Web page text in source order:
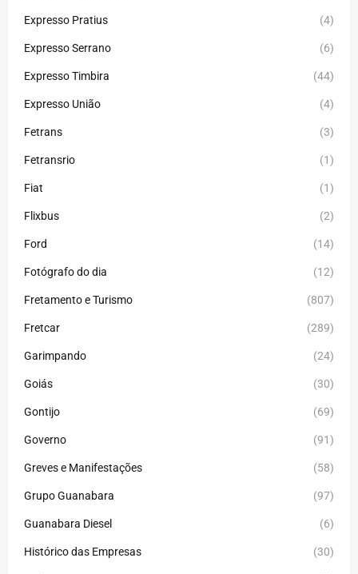
Expresso Pratius (4)
Expresso Serrano (6)
Expresso Timbira (44)
Expresso União (4)
Fetrans (3)
Fetransrio (1)
Fiat (1)
Flixbus (2)
Ford (14)
Fotógrafo do dia (12)
Fretamento e Turismo (807)
Fretcar (289)
Garimpando (24)
Goiás (30)
Gontijo (69)
Governo (91)
Greves e Manifestações (58)
Grupo Guanabara (97)
Guanabara Diesel (6)
Histórico das Empresas (30)